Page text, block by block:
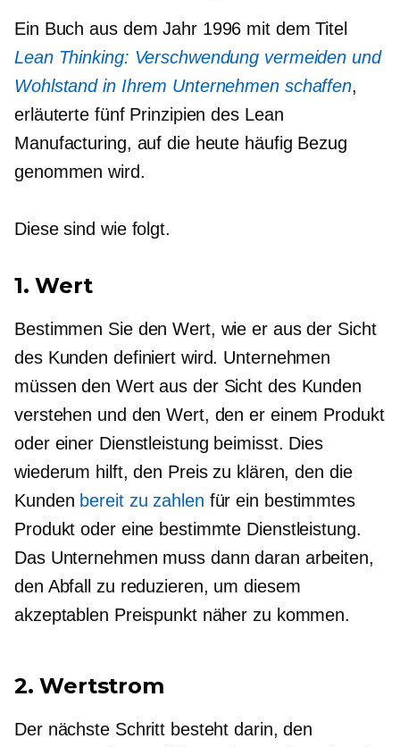
Ein Buch aus dem Jahr 1996 mit dem Titel
Lean Thinking: Verschwendung vermeiden und
Wohlstand in Ihrem Unternehmen schaffen,
erläuterte fünf Prinzipien des Lean
Manufacturing, auf die heute häufig Bezug
genommen wird.
Diese sind wie folgt.
1. Wert
Bestimmen Sie den Wert, wie er aus der Sicht
des Kunden definiert wird. Unternehmen
müssen den Wert aus der Sicht des Kunden
verstehen und den Wert, den er einem Produkt
oder einer Dienstleistung beimisst. Dies
wiederum hilft, den Preis zu klären, den die
Kunden bereit zu zahlen für ein bestimmtes
Produkt oder eine bestimmte Dienstleistung.
Das Unternehmen muss dann daran arbeiten,
den Abfall zu reduzieren, um diesem
akzeptablen Preispunkt näher zu kommen.
2. Wertstrom
Der nächste Schritt besteht darin, den